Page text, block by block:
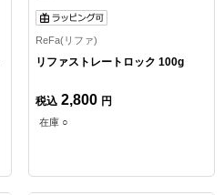
ReFa(リファ)
リファストレートロック 100g
税込 2,800 円
在庫 ○